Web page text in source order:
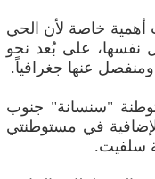
خاصة لأن الحي
نفسها، على بُعد نحو
في مستوطنة "سنسانة" جنوب
في مستوطنتي
سلفيت.